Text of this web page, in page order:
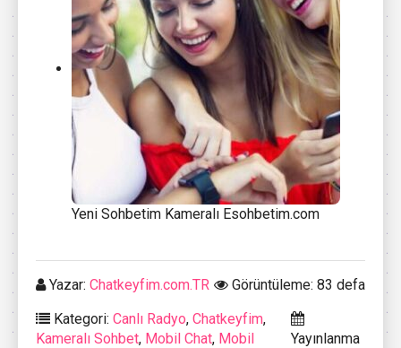
Yeni Sohbetim Kameralı Esohbetim.com
Yazar: Chatkeyfim.com.TR
Görüntüleme: 83 defa
Kategori: Canlı Radyo, Chatkeyfim,
Kameralı Sohbet, Mobil Chat, Mobil
Yayınlanma